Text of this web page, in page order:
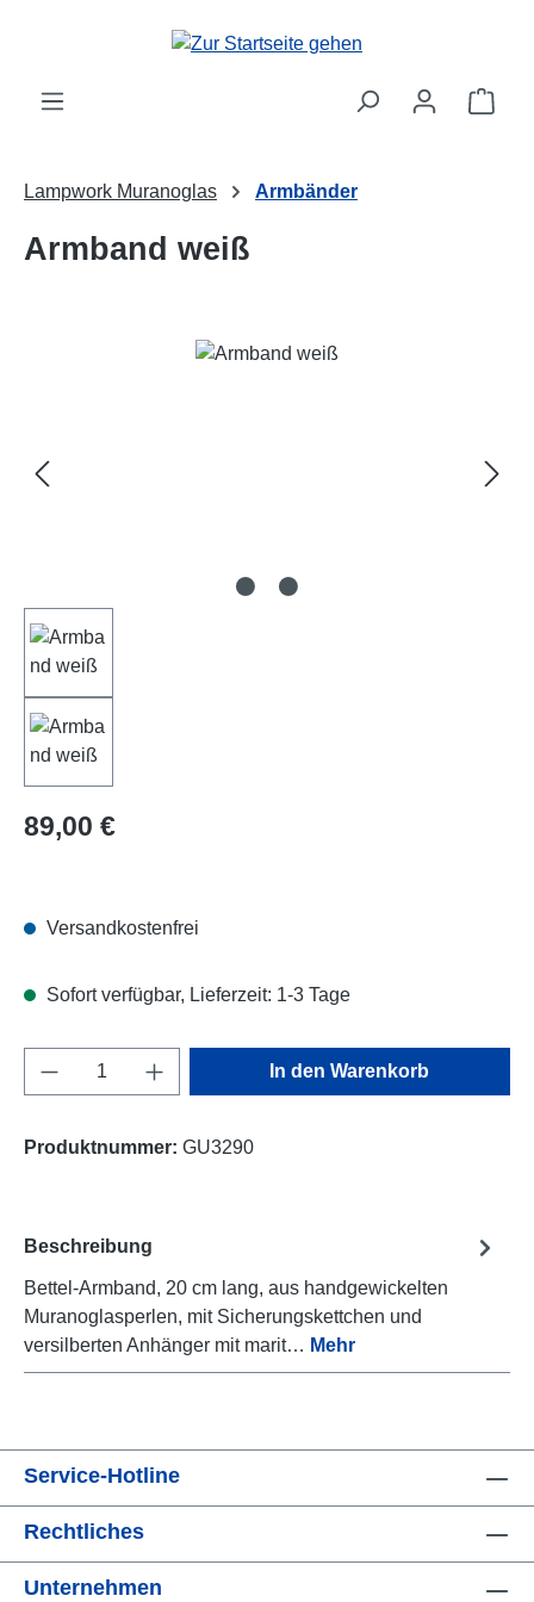
Zum Hauptinhalt springen
Lampwork Muranoglas Armbänder
Armband weiß
Bildergalerie überspringen
Regulärer Preis:
89,00 €
Versandkostenfrei
Sofort verfügbar, Lieferzeit: 1-3 Tage
Produkt Anzahl: Gib den gewünschten
In den Warenkorb
Produktnummer: GU3290
Beschreibung
Bettel-Armband, 20 cm lang, aus handgewickelten
Muranoglasperlen, mit Sicherungskettchen und
versilberten Anhänger mit marit… Mehr
Service-Hotline
Rechtliches
Unternehmen